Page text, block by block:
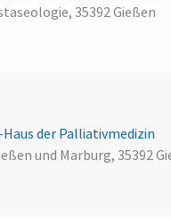
35392 Gießen
der Palliativmedizin
und Marburg, 35392